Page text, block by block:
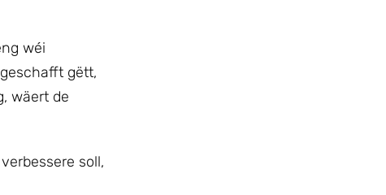
wéi
gëtt,
wäert de
soll,